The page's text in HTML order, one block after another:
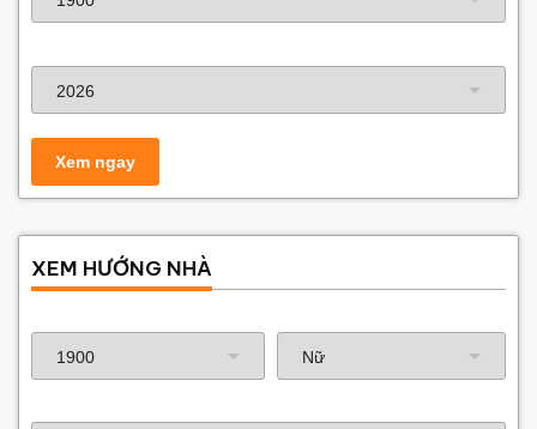
XEM HƯỚNG NHÀ